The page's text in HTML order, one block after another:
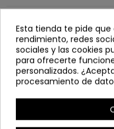
Estructura de varillas
patas de madera de
Se sirve desmontada.
Ancho: 42,5 cm
Alto: 85 cm | Altura hasta
Profundo: 51 cm
Esta tienda te pide
rendimiento, redes
sociales y las cookies
para ofrecerte
personalizados.
procesamiento de